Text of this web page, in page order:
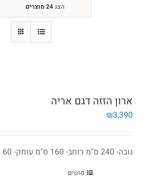
הצג24 מוצרים
ארון הזזה דגם אריה
₪3,390
גובה- 240 ס"מ רוחב- 160 ס"מ עומק- 60 ס"מ
פרטים